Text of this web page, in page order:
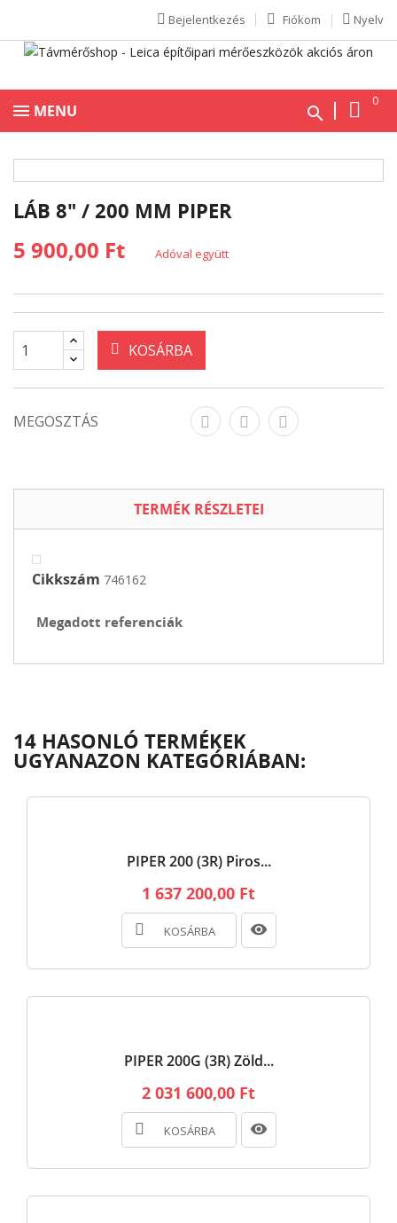
Nyelv
Fiókom
Bejelentkezés
0
MENU
LÁB 8" / 200 MM PIPER
5 900,00 Ft Adóval együtt
KOSÁRBA
MEGOSZTÁS
TERMÉK RÉSZLETEI
Cikkszám 746162
Megadott referenciák
14 HASONLÓ TERMÉKEK
UGYANAZON KATEGÓRIÁBAN:
PIPER 200 (3R) Piros...
1 637 200,00 Ft
KOSÁRBA
PIPER 200G (3R) Zöld...
2 031 600,00 Ft
KOSÁRBA